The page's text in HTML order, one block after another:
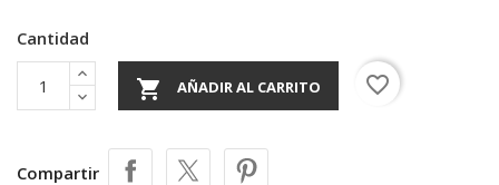
Cantidad
 AÑADIR AL CARRITO favorite_border
Compartir